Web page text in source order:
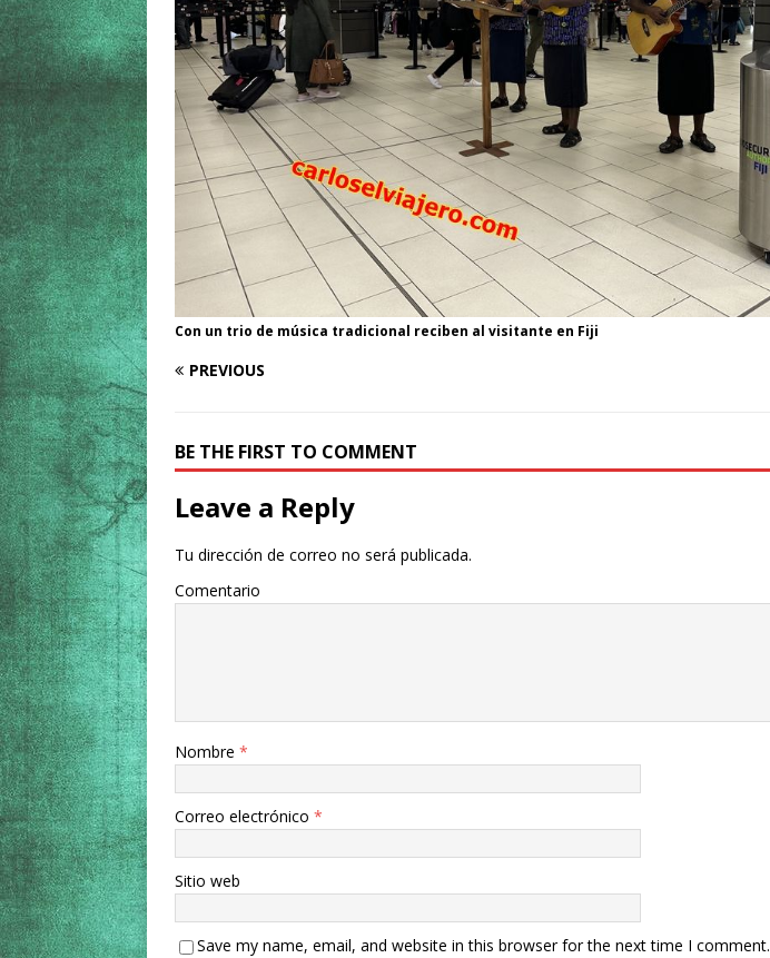
Con un trio de música tradicional reciben al visitante en Fiji
PREVIOUS
BE THE FIRST TO COMMENT
Leave a Reply
Tu dirección de correo no será publicada.
Comentario
Nombre *
Correo electrónico *
Sitio web
Save my name, email, and website in this browser for the next time I comment.